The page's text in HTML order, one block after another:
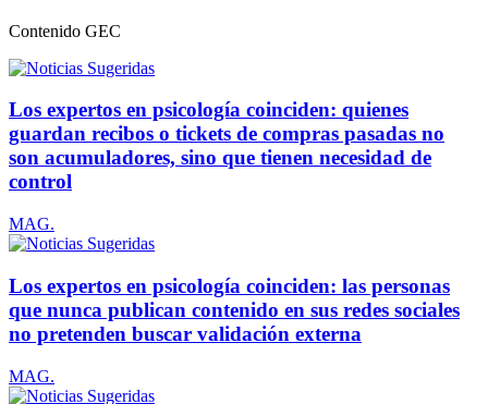
Contenido GEC
Los expertos en psicología coinciden: quienes
guardan recibos o tickets de compras pasadas no
son acumuladores, sino que tienen necesidad de
control
MAG.
Los expertos en psicología coinciden: las personas
que nunca publican contenido en sus redes sociales
no pretenden buscar validación externa
MAG.